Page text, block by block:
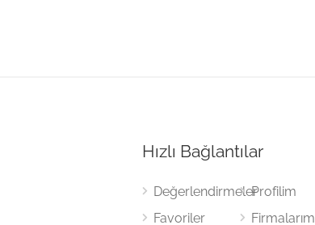
Hızlı Bağlantılar
Değerlendirmeler
Favoriler
Profilim
Firmalarım